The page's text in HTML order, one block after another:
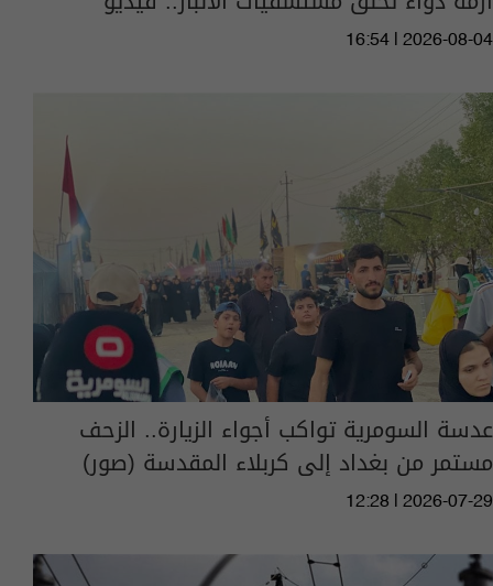
16:54 | 2026-08-04
عدسة السومرية تواكب أجواء الزيارة.. الزحف
مستمر من بغداد إلى كربلاء المقدسة (صور)
12:28 | 2026-07-29